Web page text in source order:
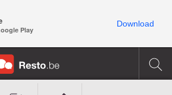
Play
Download